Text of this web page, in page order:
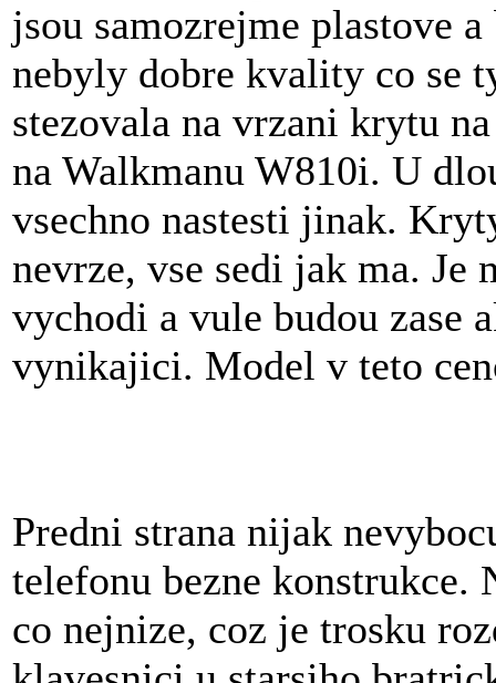
jsou samozrejme plastove
nebyly dobre kvality co se
stezovala na vrzani krytu
na Walkmanu W810i. U
vsechno nastesti jinak.
nevrze, vse sedi jak ma. Je
vychodi a vule budou zase
vynikajici. Model v teto
Predni strana nijak
telefonu bezne konstrukce.
co nejnize, coz je trosku